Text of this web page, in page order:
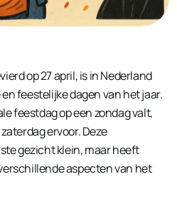
op 27 april, is in Nederland
feestelijke dagen van het jaar.
feestdag op een zondag valt,
ervoor. Deze
gezicht klein, maar heeft
aspecten van het